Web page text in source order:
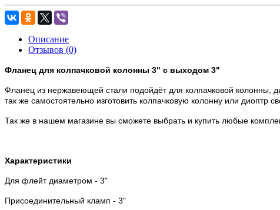
Описание
Отзывов (0)
Фланец для колпачковой колонны 3" с выходом 3"
Фланец из нержавеющей стали подойдёт для колпачковой колонны,
так же самостоятельно изготовить колпачковую колонну или
Так же в нашем магазине вы сможете выбрать и купить любые
Характеристики
Для флейт диаметром - 3"
Присоединительный кламп - 3"